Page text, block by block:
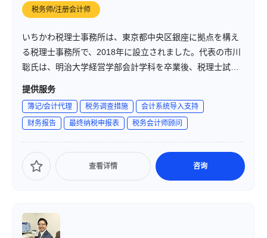
税务师/注册会计师
いちかわ税理士事務所は、東京都中央区銀座に拠点を構え
る税理士事務所で、2018年に設立されました。代表の市川
聡氏は、明治大学経営学部会計学科を卒業後、税理士試験
に合格し、税理士法人平成会計社やKPMG税理士法人での
関連事業、組織再編税制（合併・分割）などの分野に強み
を持ち、個人および法人の税務顧問・申告業務を提供して
います。
提供服务
簿记/会计代理 税务调查措施
会计系统导入支持
财务报告
最终纳税申报表 税务会计师顾问
查看详情 咨询